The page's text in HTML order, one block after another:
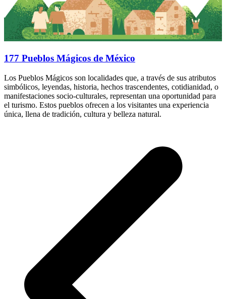
177 Pueblos Mágicos de México
Los Pueblos Mágicos son localidades que, a través de sus atributos
simbólicos, leyendas, historia, hechos trascendentes, cotidianidad, o
manifestaciones socio-culturales, representan una oportunidad para
el turismo. Estos pueblos ofrecen a los visitantes una experiencia
única, llena de tradición, cultura y belleza natural.